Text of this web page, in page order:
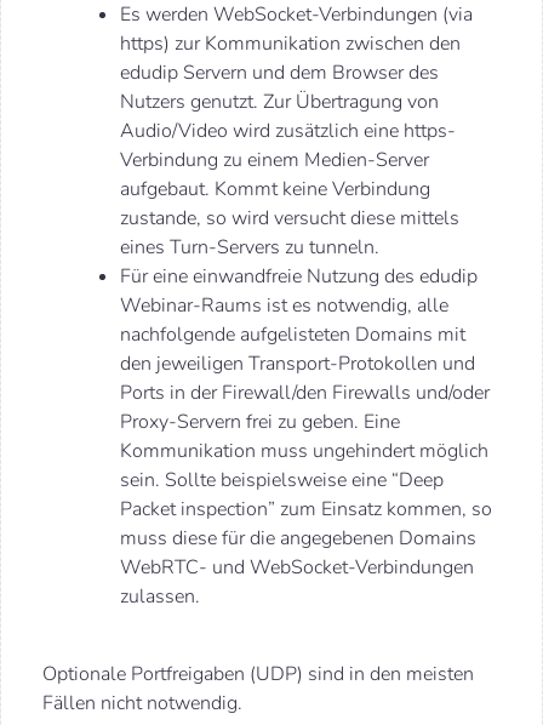
Es werden WebSocket-Verbindungen (via
https) zur Kommunikation zwischen den
edudip Servern und dem Browser des
Nutzers genutzt. Zur Übertragung von
Audio/Video wird zusätzlich eine https-
Verbindung zu einem Medien-Server
aufgebaut. Kommt keine Verbindung
zustande, so wird versucht diese mittels
eines Turn-Servers zu tunneln.
Für eine einwandfreie Nutzung des edudip
Webinar-Raums ist es notwendig, alle
nachfolgende aufgelisteten Domains mit
den jeweiligen Transport-Protokollen und
Ports in der Firewall/den Firewalls und/oder
Proxy-Servern frei zu geben. Eine
Kommunikation muss ungehindert möglich
sein. Sollte beispielsweise eine “Deep
Packet inspection” zum Einsatz kommen, so
muss diese für die angegebenen Domains
WebRTC- und WebSocket-Verbindungen
zulassen.
Optionale Portfreigaben (UDP) sind in den meisten
Fällen nicht notwendig.